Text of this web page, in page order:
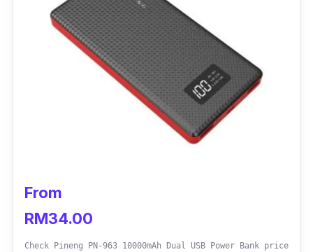
From
RM34.00
Check Pineng PN-963 10000mAh Dual USB Power Bank price